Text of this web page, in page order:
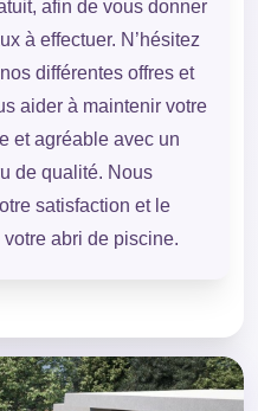
afin de vous donner
à effectuer. N’hésitez
différentes offres et
aider à maintenir votre
et agréable avec un
de qualité. Nous
satisfaction et le
abri de piscine.